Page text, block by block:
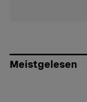
Meistgelesen